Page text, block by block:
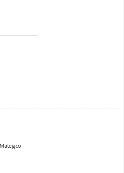
Malejąco